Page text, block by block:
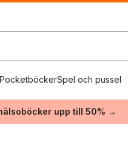
PocketböckerSpel och pussel
upp till 50% →